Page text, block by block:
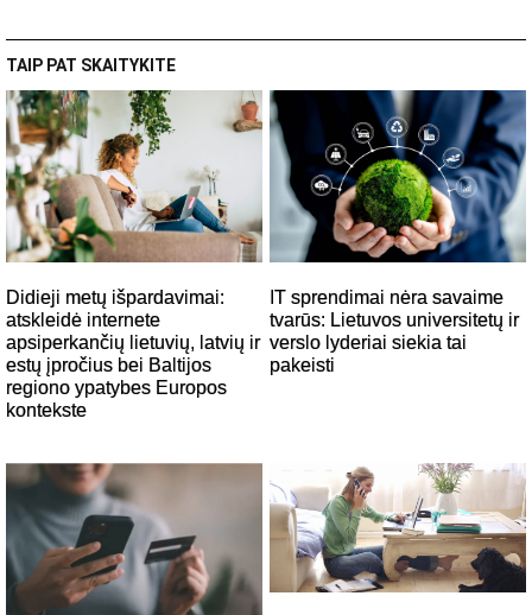
TAIP PAT SKAITYKITE
Didieji metų išpardavimai:
atskleidė internete
apsiperkančių lietuvių, latvių ir
estų įpročius bei Baltijos
regiono ypatybes Europos
kontekste
IT sprendimai nėra savaime
tvarūs: Lietuvos universitetų ir
verslo lyderiai siekia tai
pakeisti